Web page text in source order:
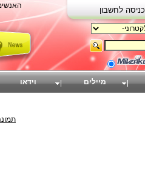
האנשים
מיילים וידאו
כניסה לחשבון